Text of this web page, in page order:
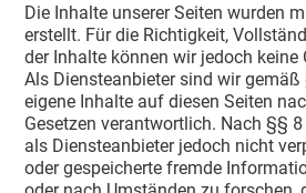
Die Inhalte unserer Seiten wurden
erstellt. Für die Richtigkeit,
der Inhalte können wir jedoch keine
Als Diens­te­an­bieter sind wir
eigene Inhalte auf diesen Seiten
Gesetzen verant­wortlich. Nach §§
als Diens­te­an­bieter jedoch nicht
oder gespei­cherte fremde